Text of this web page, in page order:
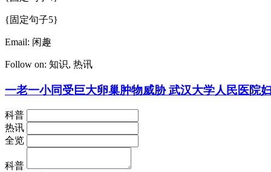
{固定句子5}
Email: 闲趣
Follow on: 知识, 热讯
一老一小同受巨大卵巢肿物威胁 武汉大学人民医院
科普
热讯
全览
科普